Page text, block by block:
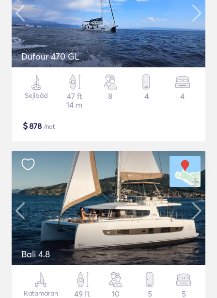
Dufour 470 GL
Sejlbåd
47 ft
14 m
8 4 4
$878 /nat
Bali 4.8
Katamaran
49 ft
10 5 5